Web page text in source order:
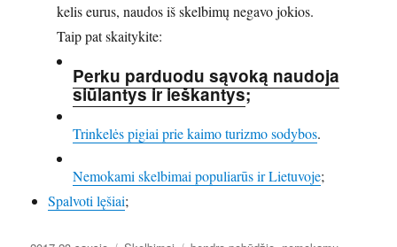
kelis eurus, naudos iš skelbimų negavo jokios.
Taip pat skaitykite:
Perku parduodu sąvoką naudoja
siūlantys ir ieškantys;
Trinkelės pigiai prie kaimo turizmo sodybos.
Nemokami skelbimai populiarūs ir Lietuvoje;
Spalvoti lęšiai;